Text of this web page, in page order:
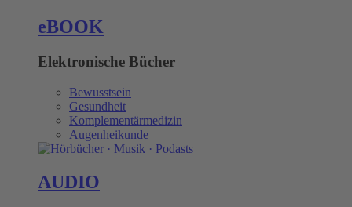
eBOOK
Elektronische Bücher
Bewusstsein
Gesundheit
Komplementärmedizin
Augenheikunde
AUDIO